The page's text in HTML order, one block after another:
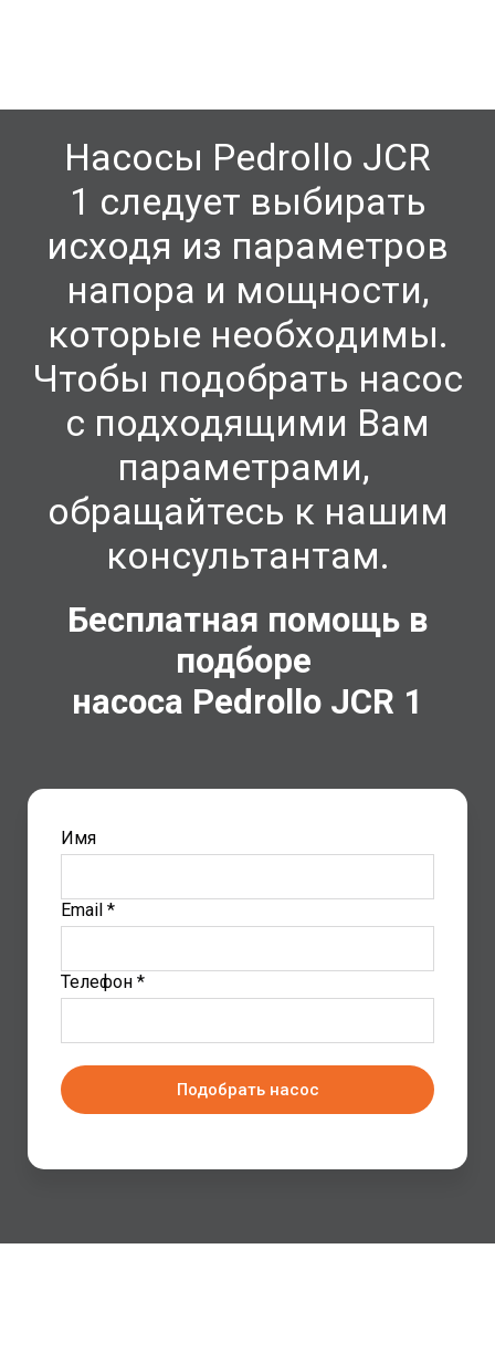
Насосы Pedrollo JCR
1 следует выбирать
исходя из параметров
напора и мощности,
которые необходимы.
Чтобы подобрать насос
с подходящими Вам
параметрами,
обращайтесь к нашим
консультантам.
Бесплатная помощь в
подборе
насоса Pedrollo JCR 1
Имя
Email *
Телефон *
Подобрать насос